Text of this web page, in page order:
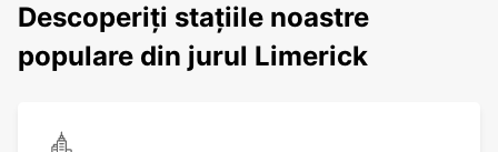
Descoperiți stațiile noastre
populare din jurul Limerick